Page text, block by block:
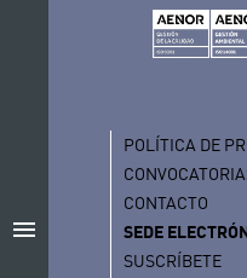
menu
POLÍTICA DE
CONTACTO
SEDE
SUSCRÍBETE